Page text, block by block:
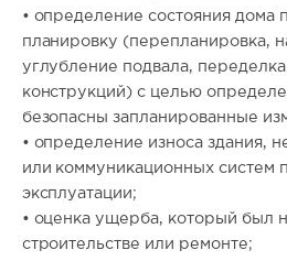
• определение состояния дома
планировку (перепланировка,
углубление подвала,
конструкций) с целью
безопасны запланированные
• определение износа здания,
или коммуникационных систем
эксплуатации;
• оценка ущерба, который был
строительстве или ремонте;